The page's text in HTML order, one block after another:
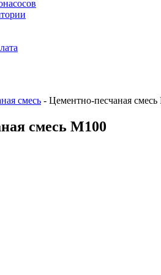
смесь - Цементно-песчаная
смесь М100